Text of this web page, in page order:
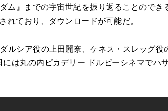
』までの宇宙世紀を振り返ることので
ており、ダウンロードが可能だ。
シア役の上田麗奈、ケネス・スレッグ役
は丸の内ピカデリー ドルビーシネマでハ